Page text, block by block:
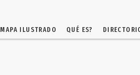
MAPA ILUSTRADO QUÉ ES?